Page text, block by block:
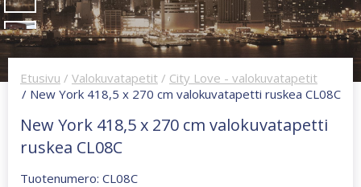
Etusivu / Valokuvatapetit / City Love - valokuvatapetit
/ New York 418,5 x 270 cm valokuvatapetti ruskea CL08C
New York 418,5 x 270 cm valokuvatapetti
ruskea CL08C
Tuotenumero: CL08C